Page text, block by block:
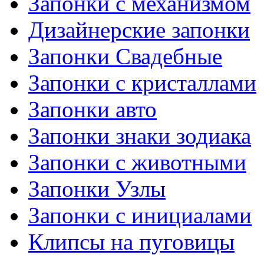
Дизайнерские запонки
Запонки Свадебные
Запонки с кристаллами
Запонки авто
Запонки знаки зодиака
Запонки с животными
Запонки Узлы
Запонки с инициалами
Клипсы на пуговицы